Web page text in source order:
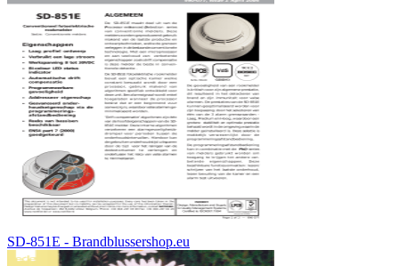
SD-851E - Brandblussershop.eu